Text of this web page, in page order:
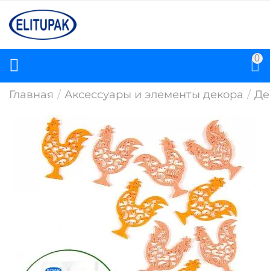
0
Главная / Аксессуары и элементы декора /